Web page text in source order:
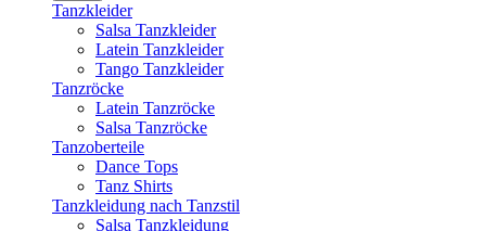
Tanzkleider
Salsa Tanzkleider
Latein Tanzkleider
Tango Tanzkleider
Tanzröcke
Latein Tanzröcke
Salsa Tanzröcke
Tanzoberteile
Dance Tops
Tanz Shirts
Tanzkleidung nach Tanzstil
Salsa Tanzkleidung